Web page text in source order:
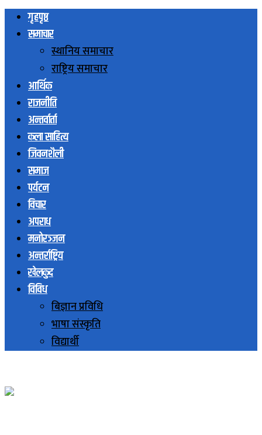
गृहपृष्ठ
समाचार
स्थानिय समाचार
राष्ट्रिय समाचार
आर्थिक
राजनीति
अन्तर्वार्ता
कला साहित्य
जिवनशैली
समाज
पर्यटन
विचार
अपराध
मनोरञ्जन
अन्तर्राष्ट्रिय
खेलकुद
विविध
बिज्ञान प्रविधि
भाषा संस्कृति
विद्यार्थी